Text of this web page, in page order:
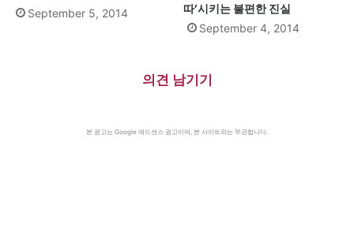
September 5, 2014
따’시키는 불편한 진실
September 4, 2014
의견 남기기
본 광고는 Google 애드센스 광고이며, 본 사이트와는 무관합니다.